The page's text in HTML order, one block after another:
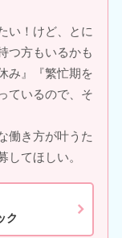
い！けど、とに
つ方もいるかも
み』『繁忙期を
ているので、そ
働き方が叶うた
てほしい。
ク